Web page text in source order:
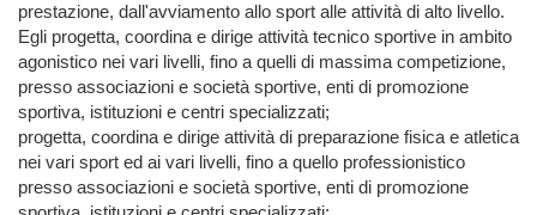
prestazione, dall'avviamento allo sport alle attività di alto livello.
Egli progetta, coordina e dirige attività tecnico sportive in ambito
agonistico nei vari livelli, fino a quelli di massima competizione,
presso associazioni e società sportive, enti di promozione
sportiva, istituzioni e centri specializzati;
progetta, coordina e dirige attività di preparazione fisica e atletica
nei vari sport ed ai vari livelli, fino a quello professionistico
presso associazioni e società sportive, enti di promozione